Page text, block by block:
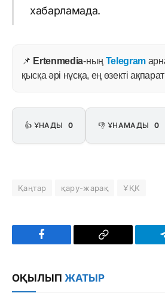
хабарламада.
📌 Ertenmedia-ның Telegram
қысқа әрі нұсқа, ең өзекті
👍 ҰНАДЫ 0 👎 ҰНАМАДЫ 0
Қаңтар қару-жарақ ҰҚК
Facebook
Copy
ОҚЫЛЫП ЖАТЫР